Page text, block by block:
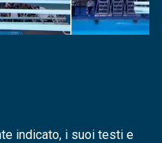
indicato, i suoi testi e